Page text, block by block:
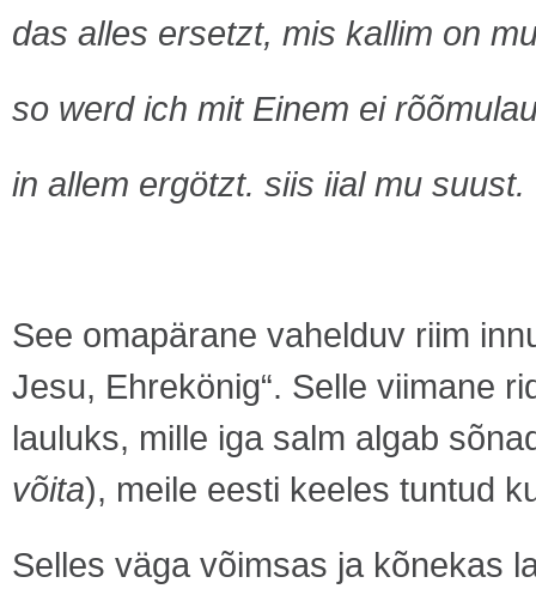
das alles ersetzt, mis kallim on
so werd ich mit Einem ei
in allem ergötzt. siis iial mu
See omapärane vahelduv riim
Jesu, Ehrekönig“. Selle viimane
lauluks, mille iga salm algab
võita), meile eesti keeles tuntud
Selles väga võimsas ja kõnekas